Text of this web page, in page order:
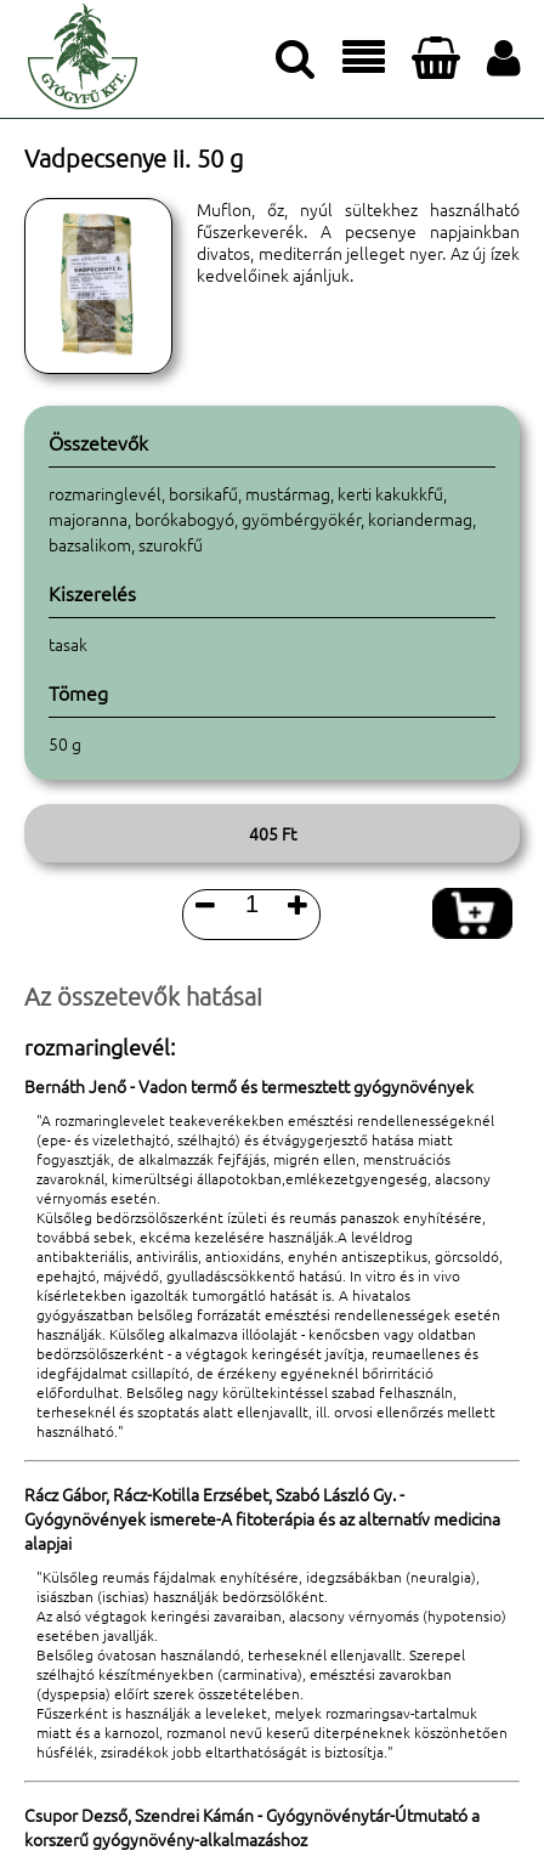




Vadpecsenye ii. 50 g
Muflon, őz, nyúl sültekhez használható
fűszerkeverék. A pecsenye napjainkban
divatos, mediterrán jelleget nyer. Az új ízek
kedvelőinek ajánljuk.
Összetevők
rozmaringlevél, borsikafű, mustármag, kerti kakukkfű,
majoranna, borókabogyó, gyömbérgyökér, koriandermag,
bazsalikom, szurokfű
Kiszerelés
tasak
Tömeg
50 g
405 Ft
 
Az összetevők hatásai
rozmaringlevél:
Bernáth Jenő - Vadon termő és termesztett gyógynövények
"A rozmaringlevelet teakeverékekben emésztési rendellenességeknél
(epe- és vizelethajtó, szélhajtó) és étvágygerjesztő hatása miatt
fogyasztják, de alkalmazzák fejfájás, migrén ellen, menstruációs
zavaroknál, kimerültségi állapotokban,emlékezetgyengeség, alacsony
vérnyomás esetén.
Külsőleg bedörzsölőszerként ízületi és reumás panaszok enyhítésére,
továbbá sebek, ekcéma kezelésére használják.A levéldrog
antibakteriális, antivirális, antioxidáns, enyhén antiszeptikus, görcsoldó,
epehajtó, májvédő, gyulladáscsökkentő hatású. In vitro és in vivo
kísérletekben igazolták tumorgátló hatását is. A hivatalos
gyógyászatban belsőleg forrázatát emésztési rendellenességek esetén
használják. Külsőleg alkalmazva illóolaját - kenőcsben vagy oldatban
bedörzsölőszerként - a végtagok keringését javítja, reumaellenes és
idegfájdalmat csillapító, de érzékeny egyéneknél bőrirritáció
előfordulhat. Belsőleg nagy körültekintéssel szabad felhasználn,
terheseknél és szoptatás alatt ellenjavallt, ill. orvosi ellenőrzés mellett
használható."
Rácz Gábor, Rácz-Kotilla Erzsébet, Szabó László Gy. -
Gyógynövények ismerete-A fitoterápia és az alternatív medicina
alapjai
"Külsőleg reumás fájdalmak enyhítésére, idegzsábákban (neuralgia),
isiászban (ischias) használják bedörzsölőként.
Az alsó végtagok keringési zavaraiban, alacsony vérnyomás (hypotensio)
esetében javallják.
Belsőleg óvatosan használandó, terheseknél ellenjavallt. Szerepel
szélhajtó készítményekben (carminativa), emésztési zavarokban
(dyspepsia) előírt szerek összetételében.
Fűszerként is használják a leveleket, melyek rozmaringsav-tartalmuk
miatt és a karnozol, rozmanol nevű keserű diterpéneknek köszönhetően
húsfélék, zsiradékok jobb eltarthatóságát is biztosítja."
Csupor Dezső, Szendrei Kámán - Gyógynövénytár-Útmutató a
korszerű gyógynövény-alkalmazáshoz